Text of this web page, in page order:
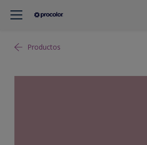
Productos